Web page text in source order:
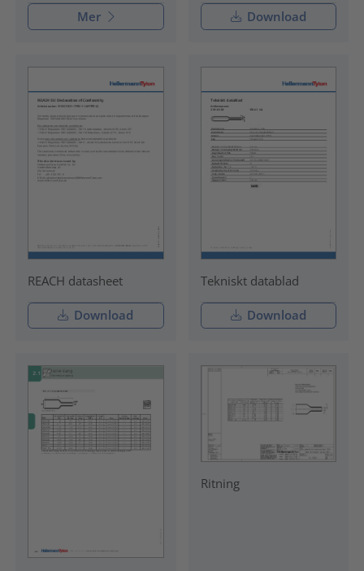
Mer Download
REACH datasheet
Download
Tekniskt datablad
Download
Ritning